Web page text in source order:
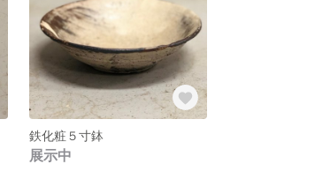
鉄化粧５寸鉢
展示中